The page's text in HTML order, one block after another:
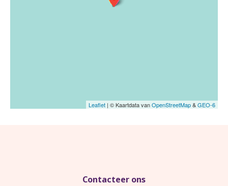
Leaflet | © Kaartdata vanOpenStreetMap&GEO-6
Contacteer ons